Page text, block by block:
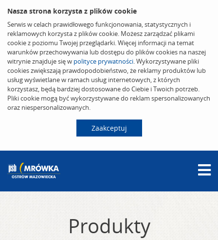
Nasza strona korzysta z plików cookie
Serwis w celach prawidłowego funkcjonowania, statystycznych i
reklamowych korzysta z plików cookie. Możesz zarządzać plikami
cookie z poziomu Twojej przeglądarki. Więcej informacji na temat
warunków przechowywania lub dostępu do plików cookies na naszej
witrynie znajduje się w polityce prywatności. Wykorzystywane pliki
cookies zwiększają prawdopodobieństwo, że reklamy produktów lub
usług wyświetlane w ramach usług internetowych, z których
korzystasz, będą bardziej dostosowane do Ciebie i Twoich potrzeb.
Pliki cookie mogą być wykorzystywane do reklam spersonalizowanych
oraz niespersonalizowanych.
Zaakceptuj
Produkty